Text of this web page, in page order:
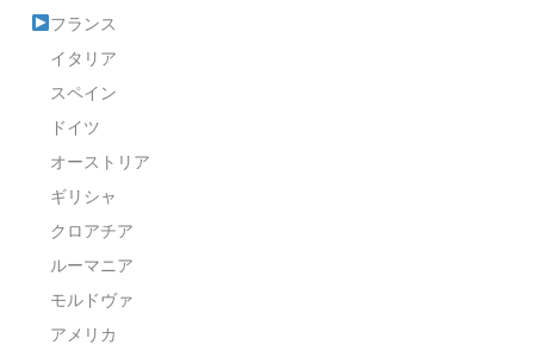
フランス
イタリア
スペイン
ドイツ
オーストリア
ギリシャ
クロアチア
ルーマニア
モルドヴァ
アメリカ